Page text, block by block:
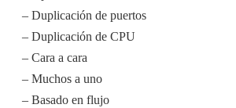
– Duplicación de puertos
– Duplicación de CPU
– Cara a cara
– Muchos a uno
– Basado en flujo